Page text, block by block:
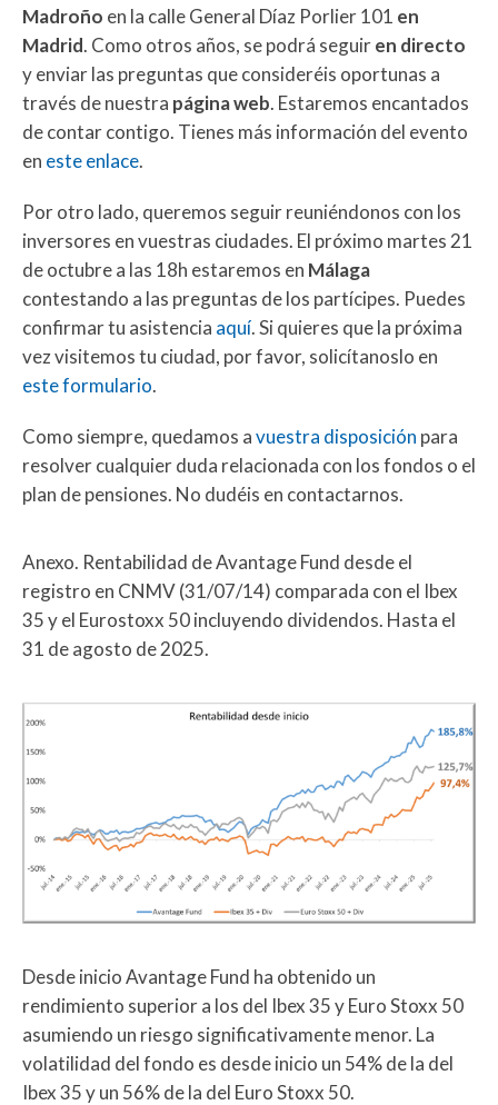
Madroño en la calle General Díaz Porlier 101 en
Madrid. Como otros años, se podrá seguiren directo
y enviar las preguntas que consideréis oportunas a
través de nuestra página web. Estaremos encantados
de contar contigo. Tienes más información del evento
en este enlace.
Por otro lado, queremos seguir reuniéndonos con los
inversores en vuestras ciudades. El próximo martes 21
de octubre a las 18h estaremos en Málaga
contestando a las preguntas de los partícipes. Puedes
confirmar tu asistencia aquí. Si quieres que la próxima
vez visitemos tu ciudad, por favor, solicítanoslo en
este formulario.
Como siempre, quedamos avuestra disposición para
resolver cualquier duda relacionada con los fondos o el
plan de pensiones. No dudéis en contactarnos.
Anexo. Rentabilidad de Avantage Fund desde el
registro en CNMV (31/07/14) comparada con el Ibex
35 y el Eurostoxx 50 incluyendo dividendos. Hasta el
31 de agosto de 2025.
Desde inicio Avantage Fund ha obtenido un
rendimiento superior a los del Ibex 35 y Euro Stoxx 50
asumiendo un riesgo significativamente menor. La
volatilidad del fondo es desde inicio un 54% de la del
Ibex 35 y un 56% de la del Euro Stoxx 50.